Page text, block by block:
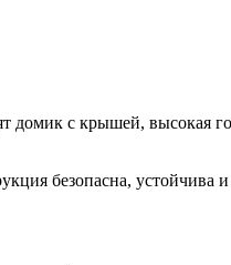
домик с крышей, высокая
безопасна, устойчива